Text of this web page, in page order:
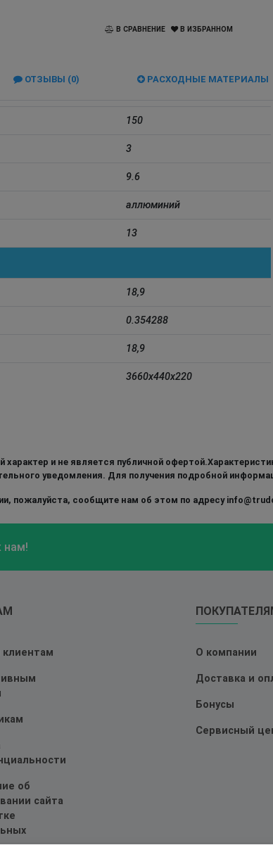
В СРАВНЕНИЕ В ИЗБРАННОМ
ОТЗЫВЫ (0) РАСХОДНЫЕ МАТЕРИАЛЫ
150
3
9.6
аллюминий
13
18,9
0.354288
18,9
3660x440x220
и не является публичной
уведомления. Для получения подробной
пожалуйста, сообщите нам об этом по адресу
нам!
об
сайта
О компании
Доставка и
Бонусы
Сервисный